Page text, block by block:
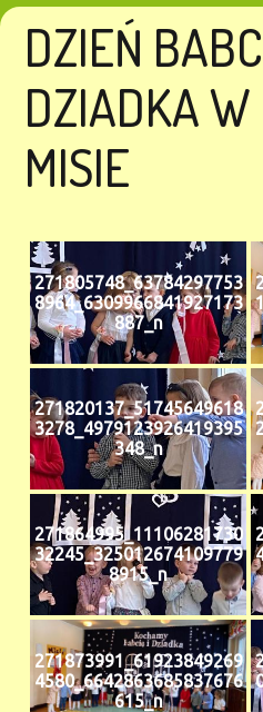
DZIEŃ
DZIADKA W
MISIE
271805748_63784297753
8964_6309966841927173
887_n
271820137_51745649618
3278_4979123926419395
348_n
271864995_11106281730
32245_325012674109779
8915_n
271873991_61923849269
4580_6642863685837676
615_n